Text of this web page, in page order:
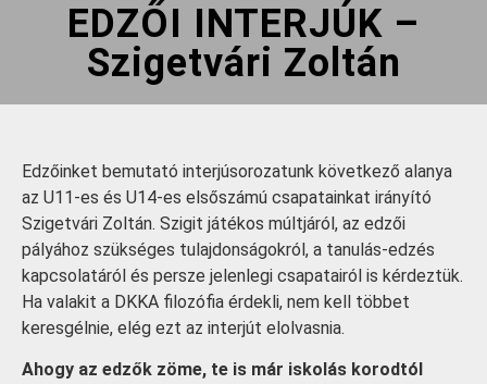
EDZŐI INTERJÚK –
Szigetvári Zoltán
Edzőinket bemutató interjúsorozatunk következő alanya
az U11-es és U14-es elsőszámú csapatainkat irányító
Szigetvári Zoltán. Szigit játékos múltjáról, az edzői
pályához szükséges tulajdonságokról, a tanulás-edzés
kapcsolatáról és persze jelenlegi csapatairól is kérdeztük.
Ha valakit a DKKA filozófia érdekli, nem kell többet
keresgélnie, elég ezt az interjút elolvasnia.
Ahogy az edzők zöme, te is már iskolás korodtól